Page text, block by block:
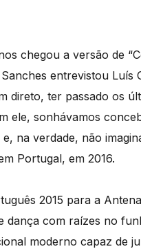
chegou a versão de
entrevistou Luís
direto, ter passado os
ele, sonhávamos
na verdade, não
Portugal, em 2016.
2015 para a
dança com raízes no
moderno capaz de